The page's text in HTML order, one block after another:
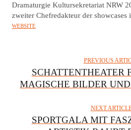
Dramaturgie Kultursekretariat NRW
zweiter Chefredakteur der showcases
WEBSITE
PREVIOUS
SCHATTENTHEATER
MAGISCHE BILDER
NEXT
SPORTGALA MIT